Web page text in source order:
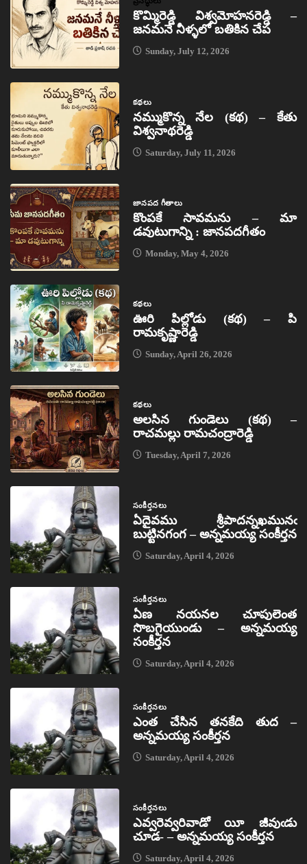
కొమ్మిరెడ్డి విశ్వమోహనరెడ్డి –
జనమనే నీళ్ళలో బతికిన చేప
Sunday, July 12, 2026
కథలు
నమ్ముకొన్న నేల (కథ) – కేతు
విశ్వనాథరెడ్డి
Saturday, July 11, 2026
జానపద గీతాలు
కొంపకే సావమను – మా
డవుటుగాన్ని : జానపదగీతం
Monday, May 4, 2026
కథలు
ఊరి పిల్లోడు (కథ) – పి
రామకృష్ణారెడ్డి
Sunday, April 26, 2026
కథలు
అలసిన గుండెలు (కథ) –
రాచమల్లు రామచంద్రారెడ్డి
Tuesday, April 7, 2026
సంకీర్తనలు
ఏదైవము శ్రీపాదన్నఖమునఁ
బుట్టినగంగ – అన్నమయ్య సంకీర్తన
Saturday, April 4, 2026
సంకీర్తనలు
ఏణ నయనల చూపులెంత
సొబగైయుండు – అన్నమయ్య
సంకీర్తన
Saturday, April 4, 2026
సంకీర్తనలు
ఎంత చేసిన తనకేది తుద –
అన్నమయ్య సంకీర్తన
Saturday, April 4, 2026
సంకీర్తనలు
ఎవ్వరెవ్వరివాడో యీ జీవుఁడు
చూడ- – అన్నమయ్య సంకీర్తన
Saturday, April 4, 2026